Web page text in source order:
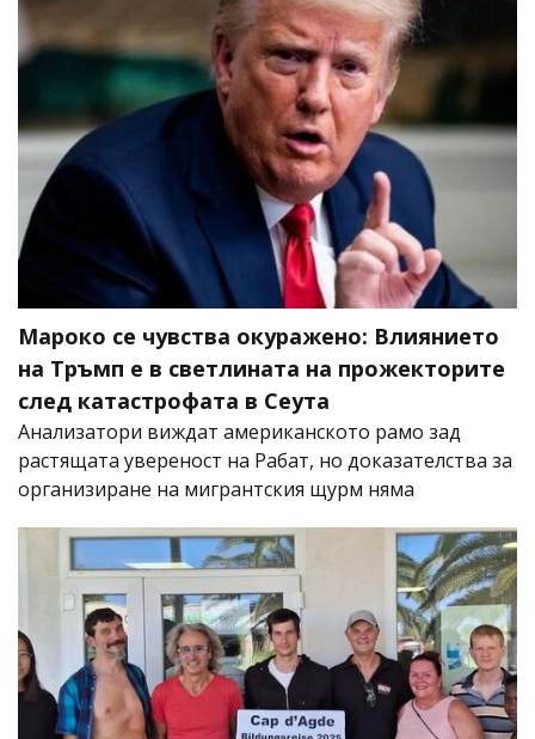
Мароко се чувства окуражено: Влиянието
на Тръмп е в светлината на прожекторите
след катастрофата в Сеута
Анализатори виждат американското рамо зад
растящата увереност на Рабат, но доказателства за
организиране на мигрантския щурм няма